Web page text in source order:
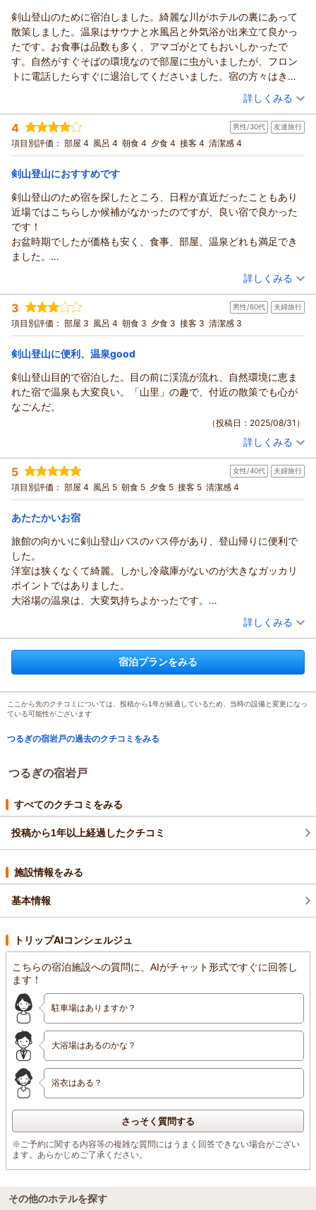
剣山登山のために宿泊しました。綺麗な川がホテルの裏にあって
散策しました。温泉はサウナと水風呂と外気浴が出来立て良かっ
たです。お食事は品数も多く、アマゴがとてもおいしかったで
す。自然がすぐそばの環境なので部屋に虫がいましたが、フロン
トに電話したらすぐに退治してくださいました。宿の方々はきび
きびとされていて親切に対応してくださいました。また泊まりた
（投稿日：2025/11/25）
宿泊時期： 2025年11月宿泊 (恋人旅行)
投稿者： kotoさん
宿泊プラン： 【特定日限定】連休は徳島へ行こう♪大自然をゆったり味わう
旅◎2食付
ツイン 朝・夕
宿泊価格帯： 12,001～13,000円(大人一人あたり/税込)
詳しくみる
4 男性/30代 友達旅行
項目別評価： 部屋 4 風呂 4 朝食 4 夕食 4 接客 4 清潔感 4
剣山登山におすすめです
剣山登山のため宿を探したところ、日程が直近だったこともあり
近場ではこちらしか候補がなかったのですが、良い宿で良かった
です！
お盆時期でしたが価格も安く、食事、部屋、温泉どれも満足でき
ました。
（投稿日：2025/09/13）
宿泊時期： 2025年08月宿泊 (友達旅行)
投稿者： もちさん(男性/30代)
宿泊プラン： 【特定日限定】連休は徳島へ行こう♪大自然をゆったり味わう
旅◎2食付
和室 朝・夕
宿泊価格帯： 12,001～13,000円(大人一人あたり/税込)
詳しくみる
3 男性/60代 夫婦旅行
項目別評価： 部屋 3 風呂 4 朝食 3 夕食 3 接客 3 清潔感 3
剣山登山に便利、温泉good
剣山登山目的で宿泊した。目の前に渓流が流れ、自然環境に恵ま
れた宿で温泉も大変良い。「山里」の趣で、付近の散策でも心が
なごんだ。
（投稿日：2025/08/31）
投稿者： アウグスティヌスさん(男性/60代)
宿泊プラン： 【特定日限定】連休は徳島へ行こう♪大自然をゆったり味わう
旅◎2食付
ツイン 朝・夕
宿泊価格帯： 12,001～13,000円(大人一人あたり/税込)
詳しくみる
5 女性/40代 夫婦旅行
項目別評価： 部屋 4 風呂 5 朝食 5 夕食 5 接客 5 清潔感 4
あたたかいお宿
旅館の向かいに剣山登山バスのバス停があり、登山帰りに便利で
した。
洋室は狭くなくて綺麗。しかし冷蔵庫がないのが大きなガッカリ
ポイントではありました。
大浴場の温泉は、大変気持ちよかったです。
洗濯室と干し場が利用できたのも助かりました（洗濯洗剤は家か
地の田舎料理で素朴おいしく。田舎へ帰省したかのような温かさ
を感じました。
今度来る時は、裏の川でジャブジャブ遊びたいです。
（投稿日：2025/08/08）
宿泊時期： 2025年08月宿泊 (夫婦旅行)
投稿者： maippyさん(女性/40代)
【特定日限定】連休は徳島へ行こう♪大自然をゆったり味わう
旅◎2食付
宿泊価格帯： 12,001～13,000円(大人一人あたり/税込)
詳しくみる
宿泊プランをみる
ここから先のクチコミについては、投稿から1年が経過しているため、当時の設備と変更になっ
ている可能性がございます
つるぎの宿岩戸の過去のクチコミをみる
つるぎの宿岩戸
すべてのクチコミをみる
投稿から1年以上経過したクチコミ
施設情報をみる
基本情報
トリップAIコンシェルジュ
こちらの宿泊施設への質問に、AIがチャット形式ですぐに回答し
ます！
駐車場はありますか？
大浴場はあるのかな？
浴衣はある？
さっそく質問する
※ご予約に関する内容等の複雑な質問にはうまく回答できない場合がござい
ます。あらかじめご了承ください。
その他のホテルを探す